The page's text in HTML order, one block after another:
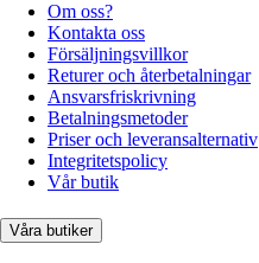
Om oss?
Kontakta oss
Försäljningsvillkor
Returer och återbetalningar
Ansvarsfriskrivning
Betalningsmetoder
Priser och leveransalternativ
Integritetspolicy
Vår butik
Våra butiker